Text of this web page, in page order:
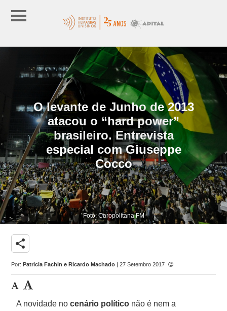
O levante de Junho de 2013
atacou o “hard power”
brasileiro. Entrevista
especial com Giuseppe
Cocco
Foto: Caropolitana FM
share
Por:Patricia Fachin e Ricardo Machado | 27 Setembro 2017
A novidade nocenário político não é nem a